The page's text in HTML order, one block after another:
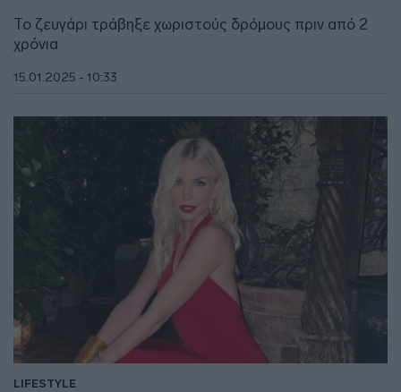
Το ζευγάρι τράβηξε χωριστούς δρόμους πριν από 2
χρόνια
15.01.2025 - 10:33
LIFESTYLE